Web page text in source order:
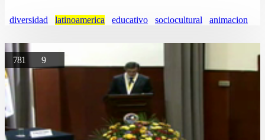
diversidad latinoamerica educativo sociocultural animacion
781 9